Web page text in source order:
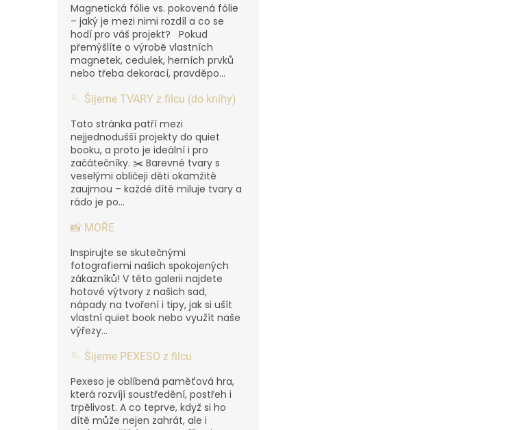
Magnetická fólie vs. pokovená fólie
– jaký je mezi nimi rozdíl a co se
hodí pro váš projekt? Pokud
přemýšlíte o výrobě vlastních
magnetek, cedulek, herních prvků
nebo třeba dekorací, pravděpo...
🪡 Šijeme TVARY z filcu (do knihy)
Tato stránka patří mezi
nejjednodušší projekty do quiet
booku, a proto je ideální i pro
začátečníky. ✂️ Barevné tvary s
veselými obličeji děti okamžitě
zaujmou – každé dítě miluje tvary a
rádo je po...
📸 MOŘE
Inspirujte se skutečnými
fotografiemi našich spokojených
zákazníků! V této galerii najdete
hotové výtvory z našich sad,
nápady na tvoření i tipy, jak si ušít
vlastní quiet book nebo využít naše
výřezy...
🪡 Šijeme PEXESO z filcu
Pexeso je oblíbená paměťová hra,
která rozvíjí soustředění, postřeh i
trpělivost. A co teprve, když si ho
dítě může nejen zahrát, ale i